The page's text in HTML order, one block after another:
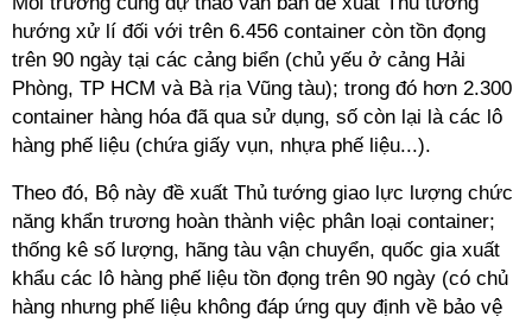
hướng xử lí đối với trên 6.456 container còn tồn đọng
trên 90 ngày tại các cảng biển (chủ yếu ở cảng Hải
Phòng, TP HCM và Bà rịa Vũng tàu); trong đó hơn 2.300
container hàng hóa đã qua sử dụng, số còn lại là các lô
hàng phế liệu (chứa giấy vụn, nhựa phế liệu...).
Theo đó, Bộ này đề xuất Thủ tướng giao lực lượng chức
năng khẩn trương hoàn thành việc phân loại container;
thống kê số lượng, hãng tàu vận chuyển, quốc gia xuất
khẩu các lô hàng phế liệu tồn đọng trên 90 ngày (có chủ
hàng nhưng phế liệu không đáp ứng quy định về bảo vệ